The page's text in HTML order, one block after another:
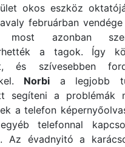
okos eszköz
februárban
most azonban
a tagok. Így
és szívesebben
Norbi a legjobb
segíteni a problémák
a telefon
telefonnal
Az évadnyitó a